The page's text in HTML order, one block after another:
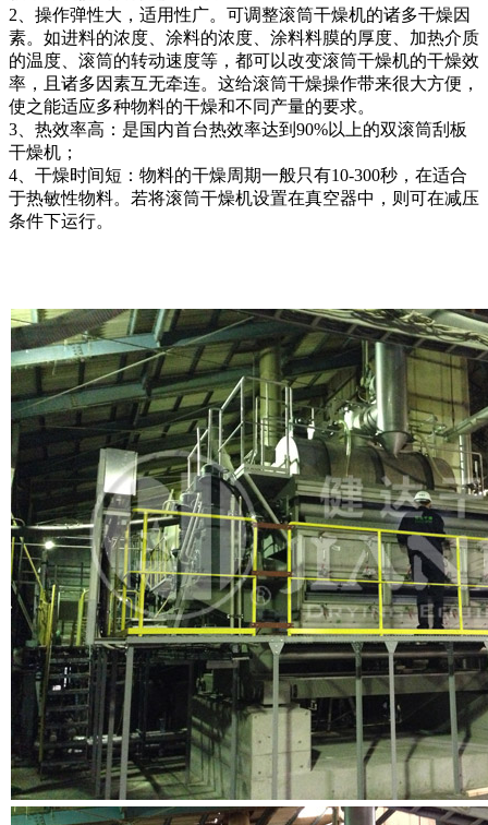
2、操作弹性大，适用性广。可调整滚筒干燥机的诸多干燥因
素。如进料的浓度、涂料的浓度、涂料料膜的厚度、加热介质
的温度、滚筒的转动速度等，都可以改变滚筒干燥机的干燥效
率，且诸多因素互无牵连。这给滚筒干燥操作带来很大方便，
使之能适应多种物料的干燥和不同产量的要求。
3、热效率高：是国内首台热效率达到90%以上的双滚筒刮板
干燥机；
4、干燥时间短：物料的干燥周期一般只有10-300秒，在适合
于热敏性物料。若将滚筒干燥机设置在真空器中，则可在减压
条件下运行。